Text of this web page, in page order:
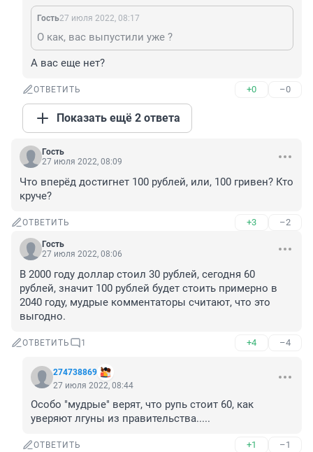
Гость27 июля 2022, 08:17
О как, вас выпустили уже ?
А вас еще нет?
ОТВЕТИТЬ +0 –0
Показать ещё 2 ответа
Гость
27 июля 2022, 08:09
Что вперёд достигнет 100 рублей, или, 100 гривен? Кто
круче?
ОТВЕТИТЬ +3 –2
Гость
27 июля 2022, 08:06
В 2000 году доллар стоил 30 рублей, сегодня 60
рублей, значит 100 рублей будет стоить примерно в
2040 году, мудрые комментаторы считают, что это
выгодно.
ОТВЕТИТЬ 1 +4 –4
274738869
27 июля 2022, 08:44
Особо "мудрые" верят, что рупь стоит 60, как
уверяют лгуны из правительства.....
ОТВЕТИТЬ +1 –1